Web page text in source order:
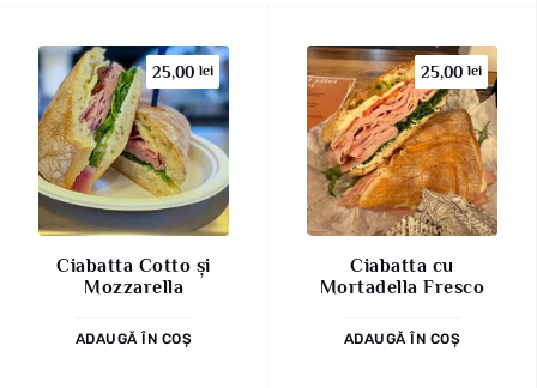
25,00lei
Ciabatta Cotto și
Mozzarella
ADAUGĂ ÎN COȘ
25,00lei
Ciabatta cu
Mortadella Fresco
ADAUGĂ ÎN COȘ